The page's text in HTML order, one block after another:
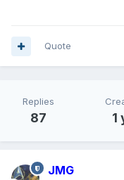
Quote
Replies
87 1
JMG